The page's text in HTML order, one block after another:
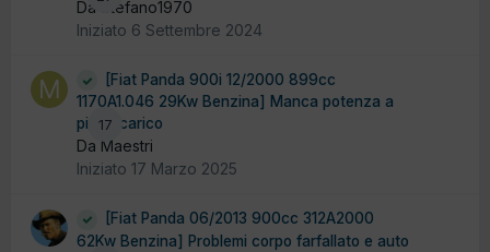
Da Stefano1970
Iniziato 6 Settembre 2024
17
[Fiat Panda 900i 12/2000 899cc
1170A1.046 29Kw Benzina] Manca potenza a
pieno carico
Da Maestri
Iniziato 17 Marzo 2025
[Fiat Panda 06/2013 900cc 312A2000
62Kw Benzina] Problemi corpo farfallato e auto